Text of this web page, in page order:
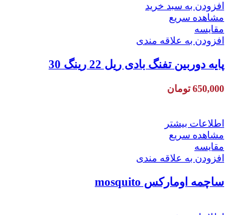
افزودن به سبد خرید
مشاهده سریع
مقایسه
افزودن به علاقه مندی
پایه دوربین تفنگ بادی ریل 22 رینگ 30
650,000 تومان
اطلاعات بیشتر
مشاهده سریع
مقایسه
افزودن به علاقه مندی
ساچمه اومارکس mosquito